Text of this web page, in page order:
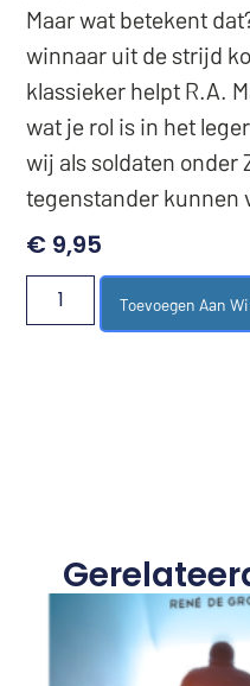
Maar wat betekent
winnaar uit de strijd
klassieker helpt R.A.
wat je rol is in het
wij als soldaten onder
tegenstander kunnen
€ 9,95
Toevoegen Aan